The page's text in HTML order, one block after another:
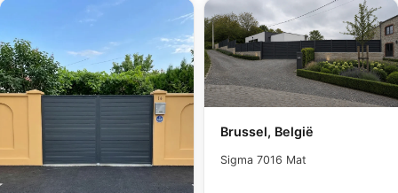
Brussel, België
Sigma 7016 Mat